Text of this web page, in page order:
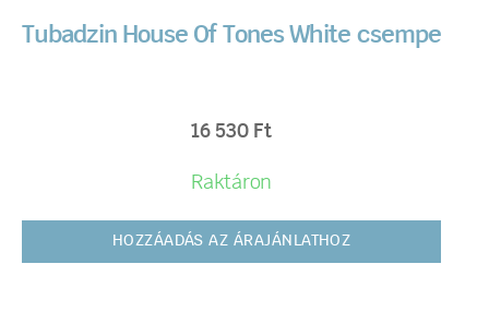
Tubadzin House Of Tones White csempe
16 530 Ft
Raktáron
HOZZÁADÁS AZ ÁRAJÁNLATHOZ